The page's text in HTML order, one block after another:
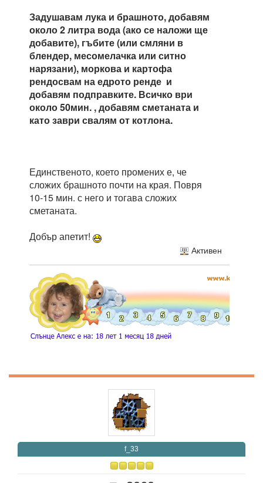
Задушавам лука и брашното, добавям
около 2 литра вода (ако се наложи ще
добавите), гъбите (или смляни в
блендер, месомелачка или ситно
нарязани), моркова и картофа
рендосвам на едрото ренде и
добавям подправките. Всичко ври
около 50мин. , добавям сметаната и
като заври свалям от котлона.
Единственото, което промених е, че
сложих брашното почти на края. Повря
10-15 мин. с него и тогава сложих
сметаната.
Добър апетит!
Активен
f_33